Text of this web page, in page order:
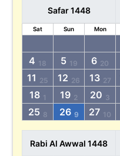
Safar 1448
Sat Sun Mon
4 18 5 19 6 20
11 25 12 26 13 27
18 1 19 2 20 3
25 8 26 9 27 10
Rabi Al Awwal 1448